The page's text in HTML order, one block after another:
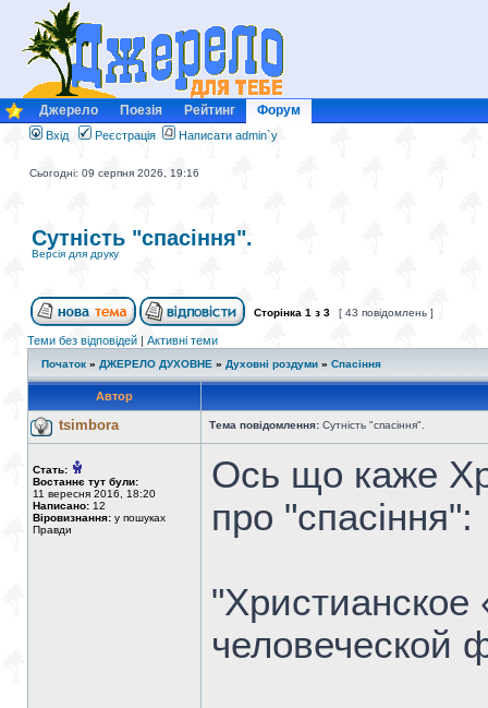
Джерело Поезія Рейтинг Форум
Вхід Реєстрація Написати admin`у
Сьогодні: 09 серпня 2026, 19:16
Сутність "спасіння".
Версія для друку
Сторінка 1 з 3 [ 43 повідомлень ]
Теми без відповідей | Активні теми
Початок » ДЖЕРЕЛО ДУХОВНЕ » Духовні роздуми » Спасіння
Автор
tsimbora Тема повідомлення: Сутність "спасіння".
Стать:
Востаннє тут були:
11 вересня 2016, 18:20
Написано: 12
Віровизнання: у пошуках
Правди
Ось що каже
про "спасіння":
"Христианское
человеческой